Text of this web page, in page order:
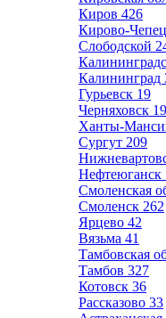
Киров 426
Кирово-
Слободской
Калининград
Гурьевск 19
Черняховск 19
Ханты-
Сургут 209
Нефтеюганск
Смоленская
Смоленск 262
Ярцево 42
Вязьма 41
Тамбовская
Тамбов 327
Котовск 36
Рассказово 33